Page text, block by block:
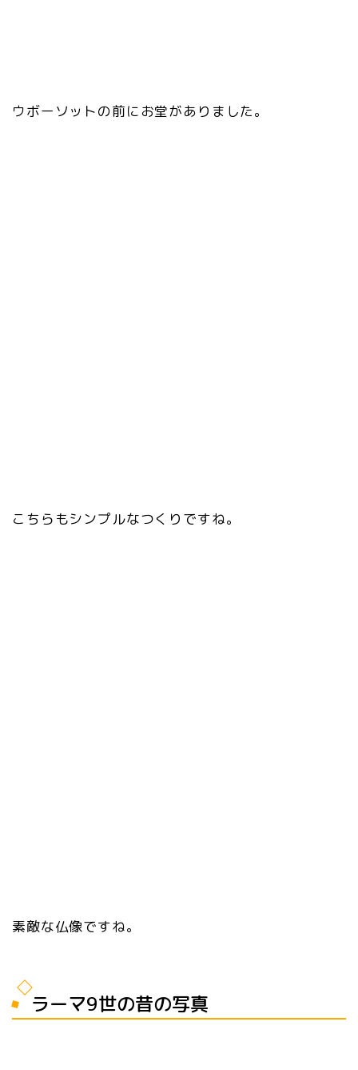
ウボーソットの前にお堂がありました。
こちらもシンプルなつくりですね。
素敵な仏像ですね。
ラーマ9世の昔の写真